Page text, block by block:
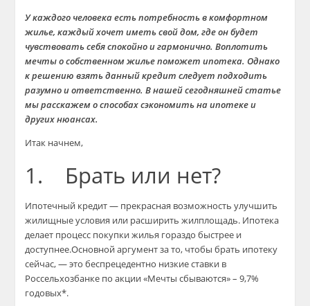
У каждого человека есть потребность в комфортном
жилье, каждый хочет иметь свой дом, где он будет
чувствовать себя спокойно и гармонично. Воплотить
мечты о собственном жилье поможет ипотека. Однако
к решению взять данный кредит следует подходить
разумно и ответственно. В нашей сегодняшней статье
мы расскажем о способах сэкономить на ипотеке и
других нюансах.
Итак начнем,
1. Брать или нет?
Ипотечный кредит — прекрасная возможность улучшить
жилищные условия или расширить жилплощадь. Ипотека
делает процесс покупки жилья гораздо быстрее и
доступнее.Основной аргумент за то, чтобы брать ипотеку
сейчас, — это беспрецедентно низкие ставки в
Россельхозбанке по акции «Мечты сбываются» – 9,7%
годовых*.